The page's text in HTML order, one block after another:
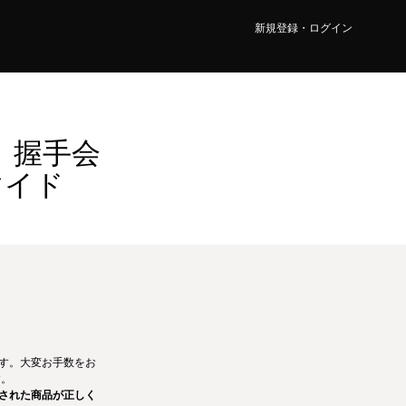
新規登録・ログイン
握手会
ド
。大変お手数をお
れた商品が正しく